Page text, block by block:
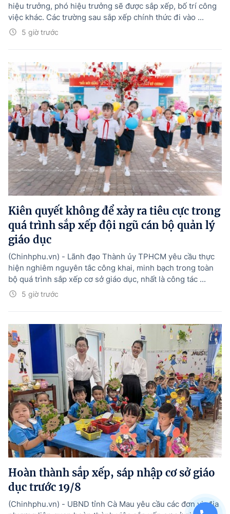
5 giờ trước
hiệu trưởng, phó hiệu trưởng sẽ được sắp xếp, bố trí công
việc khác. Các trường sau sắp xếp chính thức đi vào ...
Kiên quyết không để xảy ra tiêu cực trong
quá trình sắp xếp đội ngũ cán bộ quản lý
giáo dục
5 giờ trước
(Chinhphu.vn) - Lãnh đạo Thành ủy TPHCM yêu cầu thực
hiện nghiêm nguyên tắc công khai, minh bạch trong toàn
bộ quá trình sắp xếp cơ sở giáo dục, nhất là công tác ...
Hoàn thành sắp xếp, sáp nhập cơ sở giáo
dục trước 19/8
(Chinhphu.vn) - UBND tỉnh Cà Mau yêu cầu các đơn vị, địa